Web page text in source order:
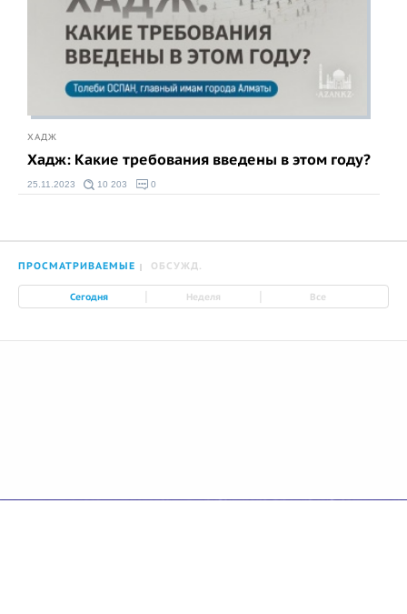
ХАДЖ
Хадж: Какие требования введены в этом году?
25.11.2023 10 203 0
ПРОСМАТРИВАЕМЫЕ ОБСУЖД.
Сегодня Неделя Все